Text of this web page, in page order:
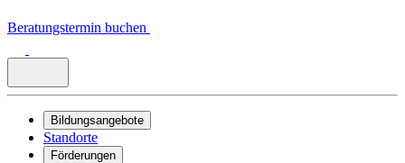
Beratungstermin buchen
Bildungsangebote
Standorte
Förderungen